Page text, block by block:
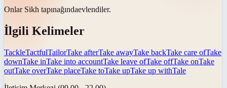
Onlar Sikh tapınağındaevlendiler.
İlgili Kelimeler
TackleTactfulTailorTake afterTake awayTake backTake care ofTake
downTake inTake into accountTake leave ofTake offTake onTake
outTake overTake placeTake toTake upTake up withTale